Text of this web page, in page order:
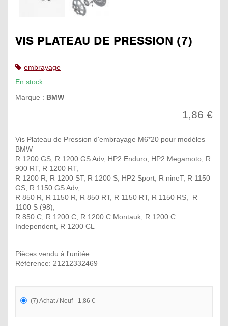
VIS PLATEAU DE PRESSION (7)
embrayage
En stock
Marque : BMW
1,86 €
Vis Plateau de Pression d'embrayage M6*20 pour modèles
BMW
R 1200 GS, R 1200 GS Adv, HP2 Enduro, HP2 Megamoto, R
900 RT, R 1200 RT,
R 1200 R, R 1200 ST, R 1200 S, HP2 Sport, R nineT, R 1150
GS, R 1150 GS Adv,
R 850 R, R 1150 R, R 850 RT, R 1150 RT, R 1150 RS, R
1100 S (98),
R 850 C, R 1200 C, R 1200 C Montauk, R 1200 C
Independent, R 1200 CL
Pièces vendu à l'unitée
Référence: 21212332469
(7) Achat / Neuf - 1,86 €